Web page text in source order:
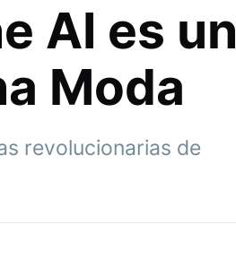
AI es un
Moda
revolucionarias de